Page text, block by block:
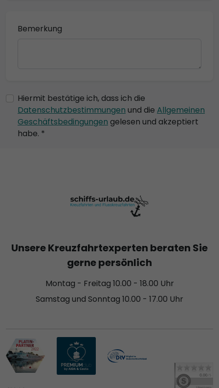
Bemerkung
Hiermit bestätige ich, dass ich die
Datenschutzbestimmungen und die Allgemeinen
Geschäftsbedingungen gelesen und akzeptiert
habe. *
Unsere Kreuzfahrtexperten beraten Sie
gerne persönlich
Montag - Freitag 10.00 - 18.00 Uhr
Samstag und Sonntag 10.00 - 17.00 Uhr